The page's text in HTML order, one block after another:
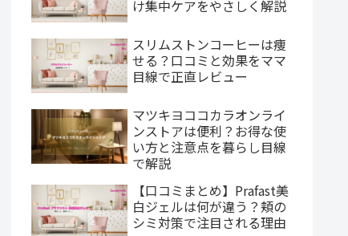
け集中ケアをやさしく解説
スリムストンコーヒーは痩
せる？口コミと効果をママ
目線で正直レビュー
マツキヨココカラオンライ
ンストアは便利？お得な使
い方と注意点を暮らし目線
で解説
【口コミまとめ】Prafast美
白ジェルは何が違う？頬の
シミ対策で注目される理由